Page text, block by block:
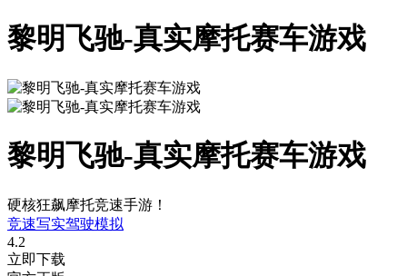
黎明飞驰-真实摩托赛车游戏
黎明飞驰-真实摩托赛车游戏
硬核狂飙摩托竞速手游！
竞速写实驾驶模拟
4.2
立即下载